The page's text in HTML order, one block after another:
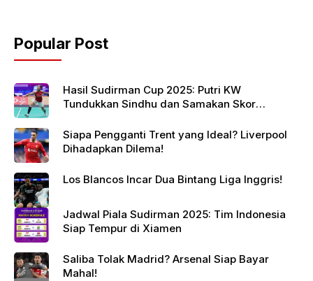
Popular Post
Hasil Sudirman Cup 2025: Putri KW
Tundukkan Sindhu dan Samakan Skor
Siapa Pengganti Trent yang Ideal? Liverpool
Dihadapkan Dilema!
Los Blancos Incar Dua Bintang Liga Inggris!
Jadwal Piala Sudirman 2025: Tim Indonesia
Siap Tempur di Xiamen
Saliba Tolak Madrid? Arsenal Siap Bayar
Mahal!